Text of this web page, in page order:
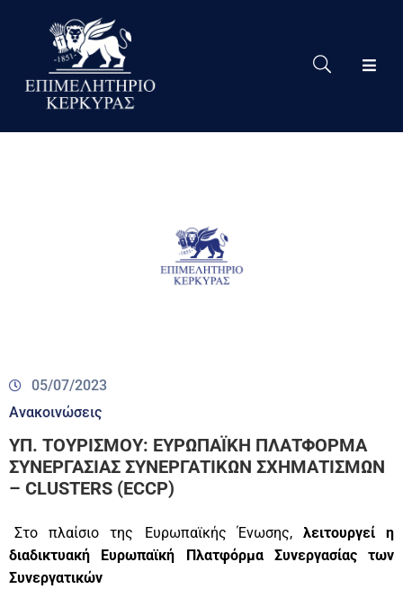
Το
Eπιμελητήριο
05/07/2023
Ανακοινώσεις
ΥΠ. ΤΟΥΡΙΣΜΟΥ: ΕΥΡΩΠΑΪΚΗ ΠΛΑΤΦΟΡΜΑ
ΣΥΝΕΡΓΑΣΙΑΣ ΣΥΝΕΡΓΑΤΙΚΩΝ ΣΧΗΜΑΤΙΣΜΩΝ
– CLUSTERS (ECCP)
Στο πλαίσιο της Ευρωπαϊκής Ένωσης, λειτουργεί η
διαδικτυακή Ευρωπαϊκή Πλατφόρμα Συνεργασίας των
Συνεργατικών